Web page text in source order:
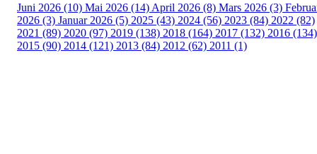
Juni 2026 (10) Mai 2026 (14) April 2026 (8) Mars 2026 (3)
2026 (3) Januar 2026 (5) 2025 (43) 2024 (56) 2023 (84) 2022 (82)
2021 (89) 2020 (97) 2019 (138) 2018 (164) 2017 (132) 2016 (134)
2015 (90) 2014 (121) 2013 (84) 2012 (62) 2011 (1)